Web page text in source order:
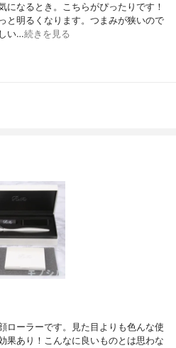
になるとき。こちらがぴったりです！
と明るくなります。つまみが狭いので
い…続きを見る
ローラーです。見た目よりも色んな使
果あり！こんなに良いものとは思わな